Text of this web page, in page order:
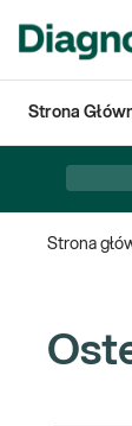
Strona
Strona